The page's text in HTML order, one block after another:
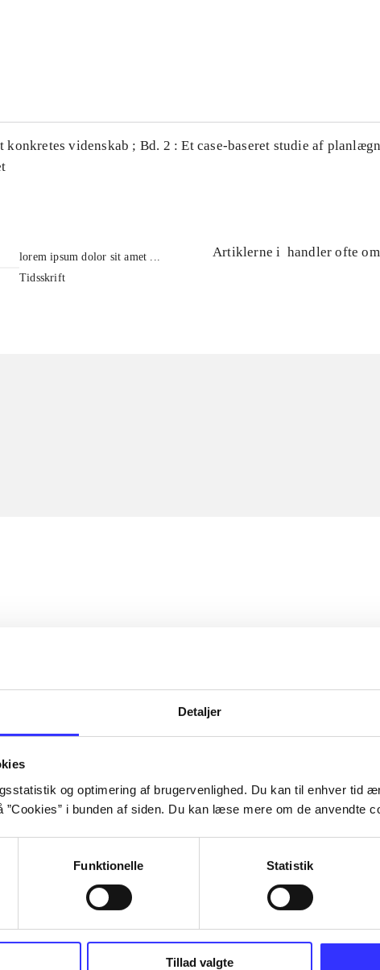
Detaljer
og optimering af brugervenlighed. Du kan til enhver tid
i bunden af siden. Du kan læse mere om de anvendte
Funktionelle Statistik
Tillad valgte
konkretes videnskab ; Bd. 2 : Et case-baseret studie af
lorem ipsum dolor sit amet ...
Tidsskrift
Artiklerne i handler ofte om